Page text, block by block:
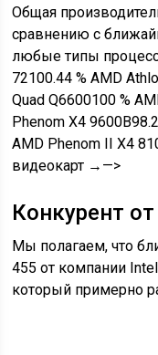
Общая
сравнению с
любые типы
72100.44 % AMD
Quad Q6600100 %
Phenom X4
AMD Phenom II X4
видеокарт →—>
Конкурент от
Мы полагаем, что
455 от компании
который примерно